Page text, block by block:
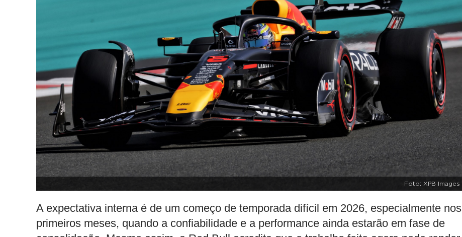
Foto: XPB Images
A expectativa interna é de um começo de temporada difícil em 2026, especialmente nos
primeiros meses, quando a confiabilidade e a performance ainda estarão em fase de